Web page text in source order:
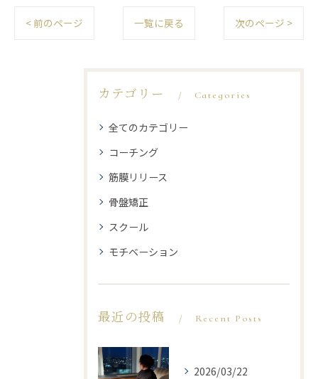
< 前のページ 一覧に戻る 次のページ >
カテゴリー Categories
全てのカテゴリー
コーチング
筋膜リリース
骨盤矯正
スクール
モチベーション
最近の投稿 Recent Posts
2026/03/22